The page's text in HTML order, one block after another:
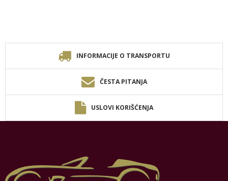
INFORMACIJE O TRANSPORTU
ČESTA PITANJA
USLOVI KORIŠĆENJA